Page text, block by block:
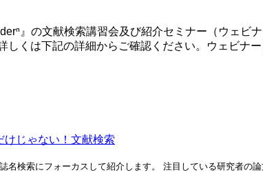
』の文献検索講習会及び紹介セミナー（ウェビ
くは下記の詳細からご確認ください。ウェビナ
けじゃない！文献検索
名検索にフォーカスして紹介します。 注目している研究者の